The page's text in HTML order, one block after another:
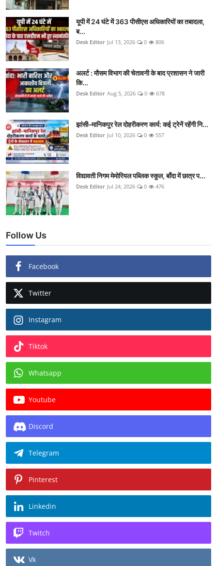
यूपी में 24 घंटे में 363 पीसीएस अधिकारियों का तबादला,
ब...
Desk Editor Jul 13, 2026 0 806
अलर्ट : मौसम विभाग की चेतावनी के बाद प्रशासन ने जारी
कि...
Desk Editor Aug 5, 2026 0 678
झांसी–मानिकपुर रेल दोहरीकरण कार्य: कई ट्रेनें रहेंगी नि...
Desk Editor Jul 10, 2026 0 557
विद्यावती निगम मेमोरियल पब्लिक स्कूल, बाँदा में छात्र प...
Desk Editor Jul 24, 2026 0 476
Follow Us
Facebook
Twitter
Instagram
Tiktok
Whatsapp
Youtube
Discord
Telegram
Pinterest
Linkedin
Twitch
Vk